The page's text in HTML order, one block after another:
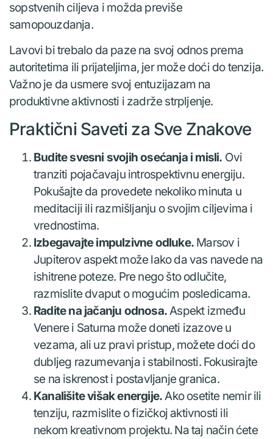
sopstvenih ciljeva i možda previše
samopouzdanja.
Lavovi bi trebalo da paze na svoj odnos prema
autoritetima ili prijateljima, jer može doći do tenzija.
Važno je da usmere svoj entuzijazam na
produktivne aktivnosti i zadrže strpljenje.
Praktični Saveti za Sve Znakove
Budite svesni svojih osećanja i misli. Ovi
tranziti pojačavaju introspektivnu energiju.
Pokušajte da provedete nekoliko minuta u
meditaciji ili razmišljanju o svojim ciljevima i
vrednostima.
Izbegavajte impulzivne odluke. Marsov i
Jupiterov aspekt može lako da vas navede na
ishitrene poteze. Pre nego što odlučite,
razmislite dvaput o mogućim posledicama.
Radite na jačanju odnosa.Aspekt između
Venere i Saturna može doneti izazove u
vezama, ali uz pravi pristup, možete doći do
dubljeg razumevanja i stabilnosti. Fokusirajte
se na iskrenost i postavljanje granica.
Kanališite višak energije.Ako osetite nemir ili
tenziju, razmislite o fizičkoj aktivnosti ili
nekom kreativnom projektu. Na taj način ćete